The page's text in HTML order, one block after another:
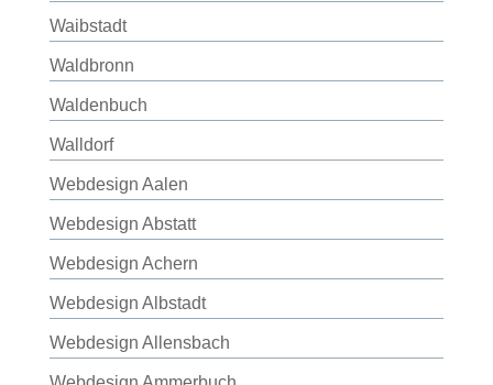
Waibstadt
Waldbronn
Waldenbuch
Walldorf
Webdesign Aalen
Webdesign Abstatt
Webdesign Achern
Webdesign Albstadt
Webdesign Allensbach